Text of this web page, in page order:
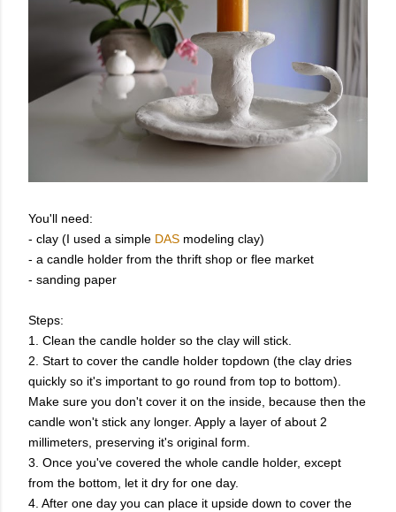
You'll need:
- clay (I used a simple DAS modeling clay)
- a candle holder from the thrift shop or flee market
- sanding paper
Steps:
1. Clean the candle holder so the clay will stick.
2. Start to cover the candle holder topdown (the clay dries
quickly so it's important to go round from top to bottom).
Make sure you don't cover it on the inside, because then the
candle won't stick any longer. Apply a layer of about 2
millimeters, preserving it's original form.
3. Once you've covered the whole candle holder, except
from the bottom, let it dry for one day.
4. After one day you can place it upside down to cover the